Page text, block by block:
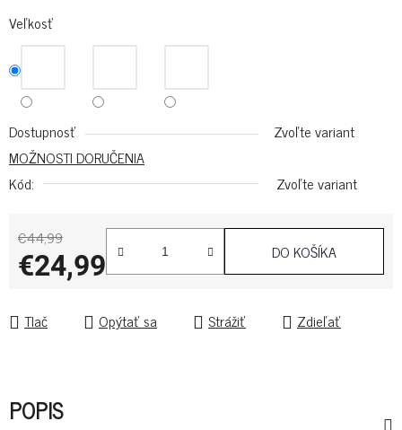
Veľkosť
Dostupnosť
Zvoľte variant
MOŽNOSTI DORUČENIA
Kód:
Zvoľte variant
€44,99
€24,99 DO KOŠÍKA
Tlač Opýtať sa Strážiť Zdieľať
POPIS